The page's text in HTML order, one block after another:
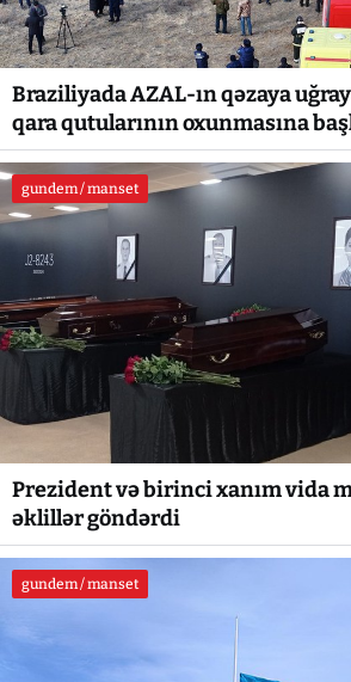
Braziliyada AZAL-ın qəzaya
qara qutularının oxunmasına
gundem / manset
Prezident və birinci xanım vida
əklillər göndərdi
gundem / manset